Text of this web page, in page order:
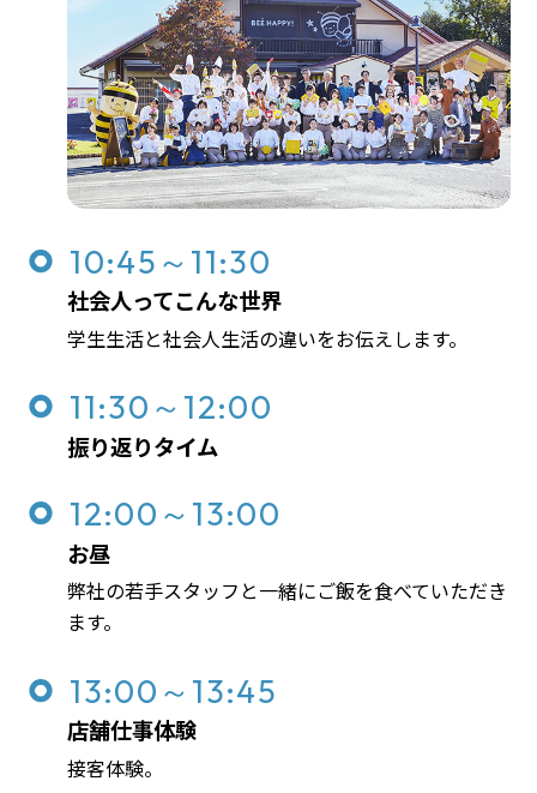
10:45～11:30
社会人ってこんな世界
学生生活と社会人生活の違いをお伝えします。
11:30～12:00
振り返りタイム
12:00～13:00
お昼
弊社の若手スタッフと一緒にご飯を食べていただき
ます。
13:00～13:45
店舗仕事体験
接客体験。